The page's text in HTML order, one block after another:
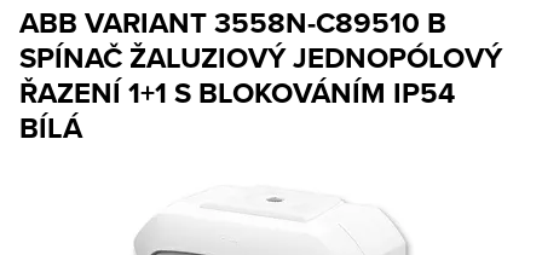
ABB VARIANT 3558N-C89510 B
SPÍNAČ ŽALUZIOVÝ JEDNOPÓLOVÝ
ŘAZENÍ 1+1 S BLOKOVÁNÍM IP54
BÍLÁ